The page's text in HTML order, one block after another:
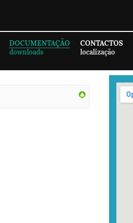
DOCUMENTAÇÃO
downloads
CONTACTOS
localização